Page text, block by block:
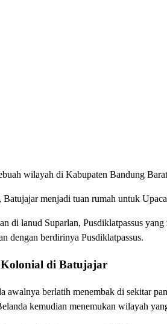
wilayah di Kabupaten Bandung
Batujajar menjadi tuan rumah untuk
di lanud Suparlan, Pusdiklatpassus
dengan berdirinya Pusdiklatpassus.
di Batujajar
awalnya berlatih menembak di sekitar
kemudian menemukan wilayah